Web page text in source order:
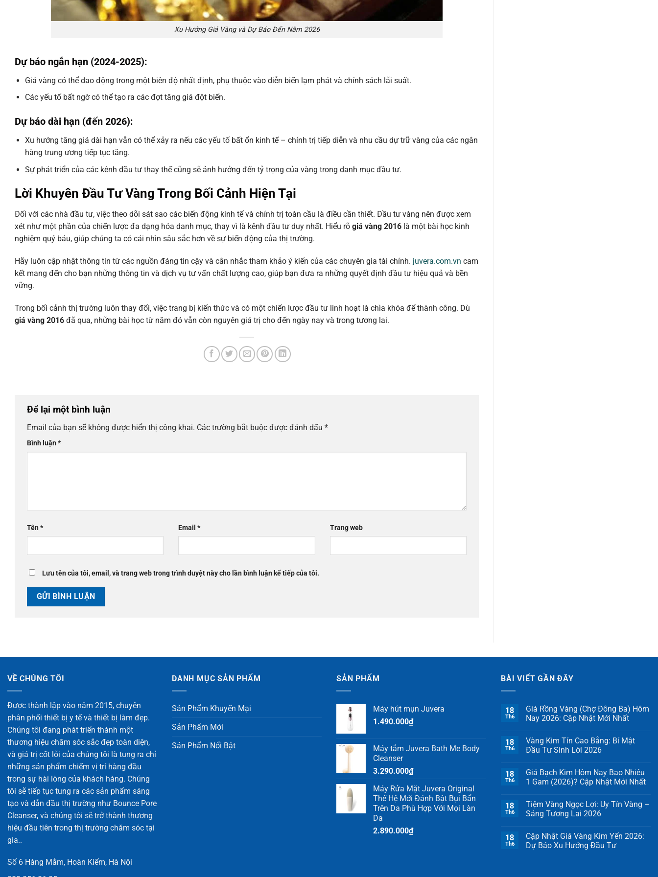
Xu Hướng Giá Vàng và Dự Báo Đến Năm 2026
Dự báo ngắn hạn (2024-2025):
Giá vàng có thể dao động trong một biên độ nhất định, phụ thuộc vào diễn biến lạm phát và chính sách lãi suất.
Các yếu tố bất ngờ có thể tạo ra các đợt tăng giá đột biến.
Dự báo dài hạn (đến 2026):
Xu hướng tăng giá dài hạn vẫn có thể xảy ra nếu các yếu tố bất ổn kinh tế – chính trị tiếp diễn và nhu cầu dự trữ vàng của các ngân
hàng trung ương tiếp tục tăng.
Sự phát triển của các kênh đầu tư thay thế cũng sẽ ảnh hưởng đến tỷ trọng của vàng trong danh mục đầu tư.
Lời Khuyên Đầu Tư Vàng Trong Bối Cảnh Hiện Tại
Đối với các nhà đầu tư, việc theo dõi sát sao các biến động kinh tế và chính trị toàn cầu là điều cần thiết. Đầu tư vàng nên được xem
xét như một phần của chiến lược đa dạng hóa danh mục, thay vì là kênh đầu tư duy nhất. Hiểu rõ giá vàng 2016 là một bài học kinh
nghiệm quý báu, giúp chúng ta có cái nhìn sâu sắc hơn về sự biến động của thị trường.
Hãy luôn cập nhật thông tin từ các nguồn đáng tin cậy và cân nhắc tham khảo ý kiến của các chuyên gia tài chính. juvera.com.vn cam
kết mang đến cho bạn những thông tin và dịch vụ tư vấn chất lượng cao, giúp bạn đưa ra những quyết định đầu tư hiệu quả và bền
vững.
Trong bối cảnh thị trường luôn thay đổi, việc trang bị kiến thức và có một chiến lược đầu tư linh hoạt là chìa khóa để thành công. Dù
giá vàng 2016 đã qua, những bài học từ năm đó vẫn còn nguyên giá trị cho đến ngày nay và trong tương lai.
Để lại một bình luận
Email của bạn sẽ không được hiển thị công khai. Các trường bắt buộc được đánh dấu *
Bình luận*
Tên* Email* Trang web
Lưu tên của tôi, email, và trang web trong trình duyệt này cho lần bình luận kế tiếp của tôi.
VỀ CHÚNG TÔI
Được thành lập vào năm 2015, chuyên
phân phối thiết bị y tế và thiết bị làm đẹp.
Chúng tôi đang phát triển thành một
thương hiệu chăm sóc sắc đẹp toàn diện,
và giá trị cốt lõi của chúng tôi là tung ra chỉ
những sản phẩm chiếm vị trí hàng đầu
trong sự hài lòng của khách hàng. Chúng
tôi sẽ tiếp tục tung ra các sản phẩm sáng
tạo và dẫn đầu thị trường như Bounce Pore
Cleanser, và chúng tôi sẽ trở thành thương
hiệu đầu tiên trong thị trường chăm sóc tại
gia..
Số 6 Hàng Mắm, Hoàn Kiếm, Hà Nội
DANH MỤC SẢN PHẨM
Sản Phẩm Khuyến Mại
Sản Phẩm Mới
Sản Phẩm Nổi Bật
SẢN PHẨM
Máy hút mụn Juvera
1.490.000₫
Máy tắm Juvera Bath Me Body
Cleanser
3.290.000₫
Máy Rửa Mặt Juvera Original
Thế Hệ Mới Đánh Bật Bụi Bẩn
Trên Da Phù Hợp Với Mọi Làn
Da
2.890.000₫
BÀI VIẾT GẦN ĐÂY
18
Th6
Giá Rồng Vàng (Chợ Đông Ba) Hôm
Nay 2026: Cập Nhật Mới Nhất
18
Th6
Vàng Kim Tín Cao Bằng: Bí Mật
Đầu Tư Sinh Lời 2026
18
Th6
Giá Bạch Kim Hôm Nay Bao Nhiêu
1 Gam (2026)? Cập Nhật Mới Nhất
18
Th6
Tiệm Vàng Ngọc Lợi: Uy Tín Vàng –
Sáng Tương Lai 2026
18
Th6
Cập Nhật Giá Vàng Kim Yến 2026:
Dự Báo Xu Hướng Đầu Tư